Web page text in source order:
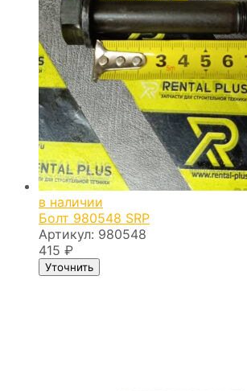
в наличии
Болт 980548 SRP
Артикул: 980548
415 ₽
Уточнить